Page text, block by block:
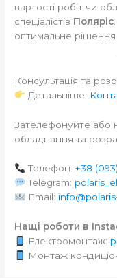
вартості робіт чи
спеціалістів Поляріс
оптимальне рішення
Консультація та
Детальніше:
Зателефонуйте або
обладнання та
Телефон: +38
Telegram:
Email:
Нащі роботи в
Електромонтаж:
Монтаж